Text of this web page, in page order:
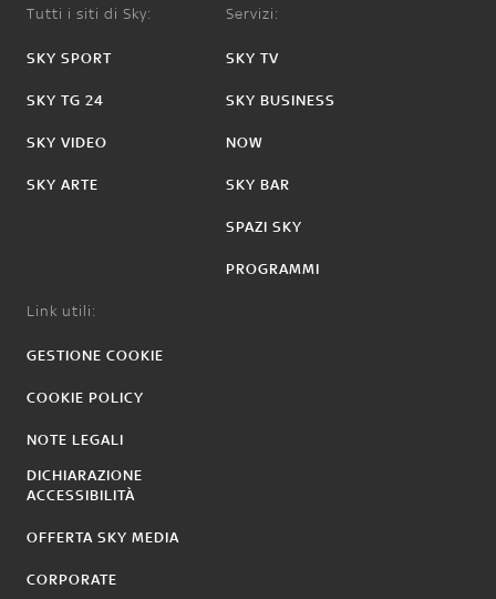
Tutti i siti di Sky:
SKY SPORT
SKY TG 24
SKY VIDEO
SKY ARTE
Servizi:
SKY TV
SKY BUSINESS
NOW
SKY BAR
SPAZI SKY
PROGRAMMI
Link utili:
GESTIONE COOKIE
COOKIE POLICY
NOTE LEGALI
DICHIARAZIONE
ACCESSIBILITÀ
OFFERTA SKY MEDIA
CORPORATE